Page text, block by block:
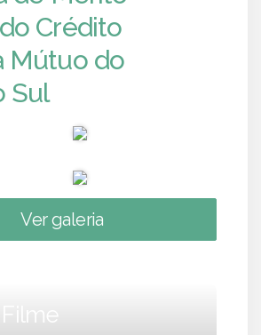
Crédito
Mútuo do
Sul
Ver galeria